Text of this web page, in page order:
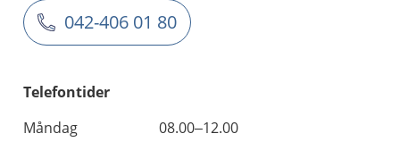
042-406 01 80
Telefontider
Måndag
08.00–12.00